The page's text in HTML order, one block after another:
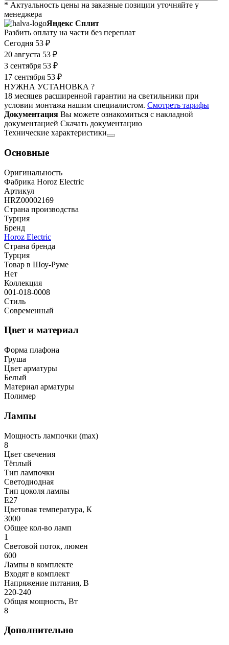
* Актуальность цены на заказные позиции уточняйте у
менеджера
Яндекс Сплит
Разбить оплату на части без переплат
Сегодня 53 ₽
20 августа 53 ₽
3 сентября 53 ₽
17 сентября 53 ₽
НУЖНА УСТАНОВКА ?
18 месяцев расширенной гарантии на светильники при
условии монтажа нашим специалистом. Смотреть тарифы
Документация Вы можете ознакомиться с накладной
документацией Скачать документацию
Технические характеристики
Основные
Оригинальность
Фабрика Horoz Electric
Артикул
HRZ00002169
Страна производства
Турция
Бренд
Horoz Electric
Страна бренда
Турция
Товар в Шоу-Руме
Нет
Коллекция
001-018-0008
Стиль
Современный
Цвет и материал
Форма плафона
Груша
Цвет арматуры
Белый
Материал арматуры
Полимер
Лампы
Мощность лампочки (max)
8
Цвет свечения
Тёплый
Тип лампочки
Светодиодная
Тип цоколя лампы
E27
Цветовая температура, К
3000
Общее кол-во ламп
1
Световой поток, люмен
600
Лампы в комплекте
Входят в комплект
Напряжение питания, В
220-240
Общая мощность, Вт
8
Дополнительно